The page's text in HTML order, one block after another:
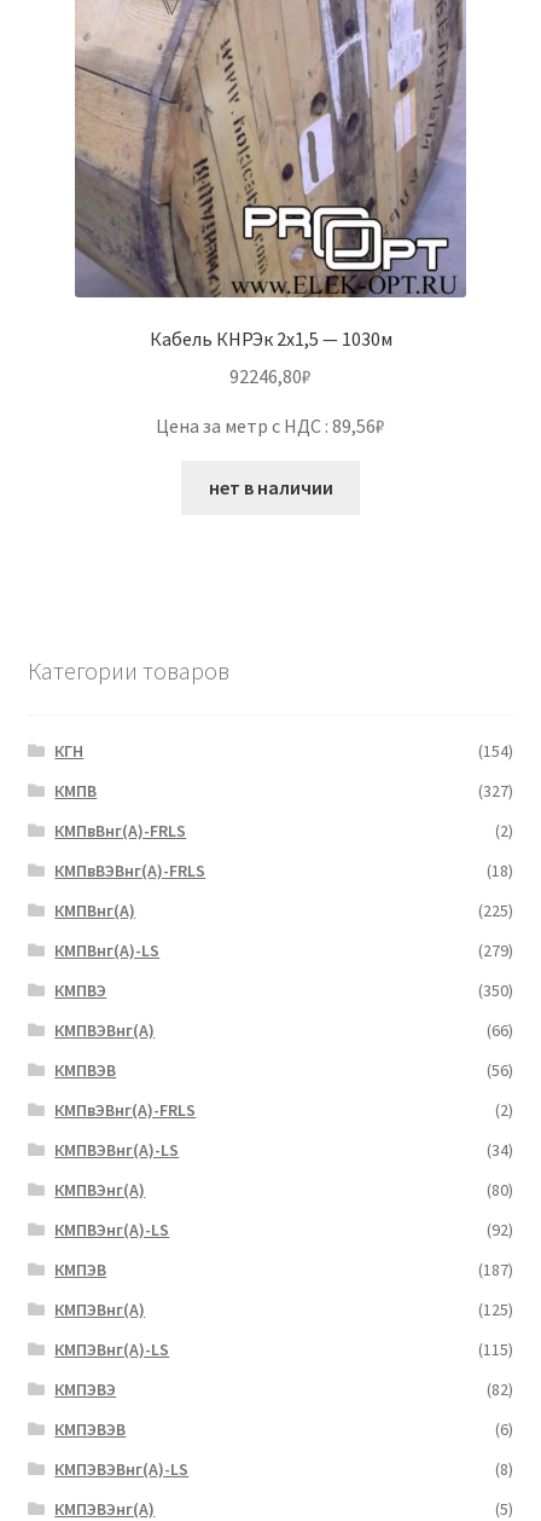
Кабель КНРЭк 2х1,5 — 1030м
92246,80₽
Цена за метр с НДС : 89,56₽
нет в наличии
Категории товаров
КГН
(154)
КМПВ
(327)
КМПвВнг(А)-FRLS
(2)
КМПвВЭВнг(А)-FRLS
(18)
КМПВнг(А)
(225)
КМПВнг(А)-LS
(279)
КМПВЭ
(350)
КМПВЭBнг(А)
(66)
КМПВЭВ
(56)
КМПвЭВнг(А)-FRLS
(2)
КМПВЭВнг(А)-LS
(34)
КМПВЭнг(А)
(80)
КМПВЭнг(А)-LS
(92)
КМПЭВ
(187)
КМПЭВнг(А)
(125)
КМПЭВнг(А)-LS
(115)
КМПЭВЭ
(82)
КМПЭВЭВ
(6)
КМПЭВЭВнг(А)-LS
(8)
КМПЭВЭнг(А)
(5)